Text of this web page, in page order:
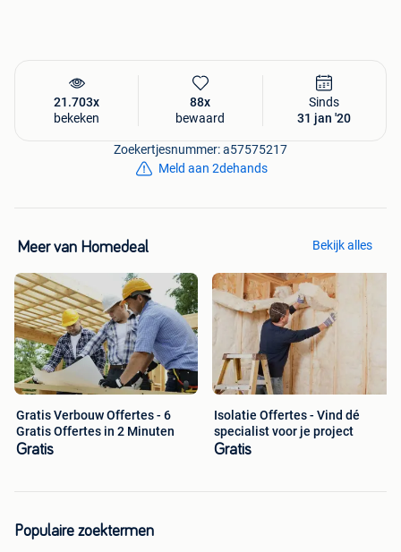
21.703x
bekeken
88x
bewaard
Sinds
31 jan '20
Zoekertjesnummer: a57575217
Meld aan 2dehands
Meer van Homedeal Bekijk alles
Gratis Verbouw Offertes - 6
Gratis Offertes in 2 Minuten
Gratis
Isolatie Offertes - Vind dé
specialist voor je project
Gratis
Populaire zoektermen